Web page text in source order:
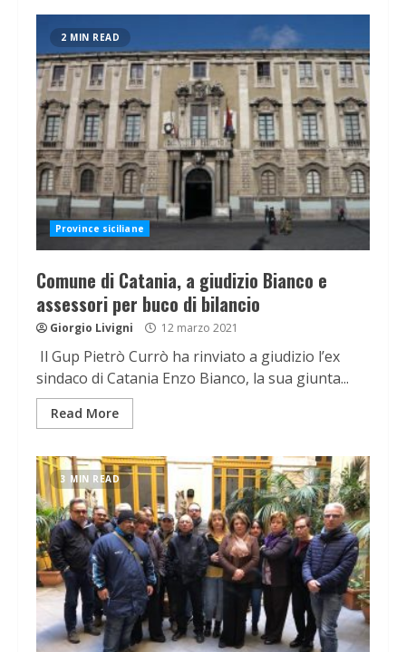
2 MIN READ
Province siciliane
Comune di Catania, a giudizio Bianco e
assessori per buco di bilancio
Giorgio Livigni 12 marzo 2021
Il Gup Pietrò Currò ha rinviato a giudizio l’ex
sindaco di Catania Enzo Bianco, la sua giunta...
Read More
3 MIN READ